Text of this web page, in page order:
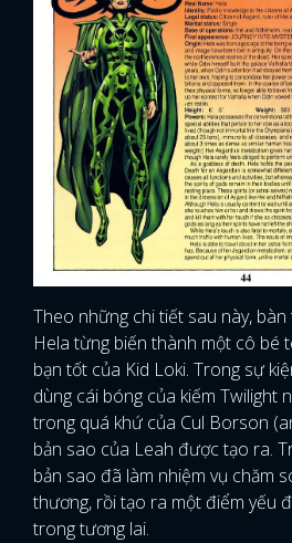
Theo những chi tiết sau này,
Hela từng biến thành một cô bé
bạn tốt của Kid Loki. Trong sự
dùng cái bóng của kiếm Twilight
trong quá khứ của Cul Borson
bản sao của Leah được tạo ra.
bản sao đã làm nhiệm vụ chăm
thương, rồi tạo ra một điểm yếu
trong tương lai.